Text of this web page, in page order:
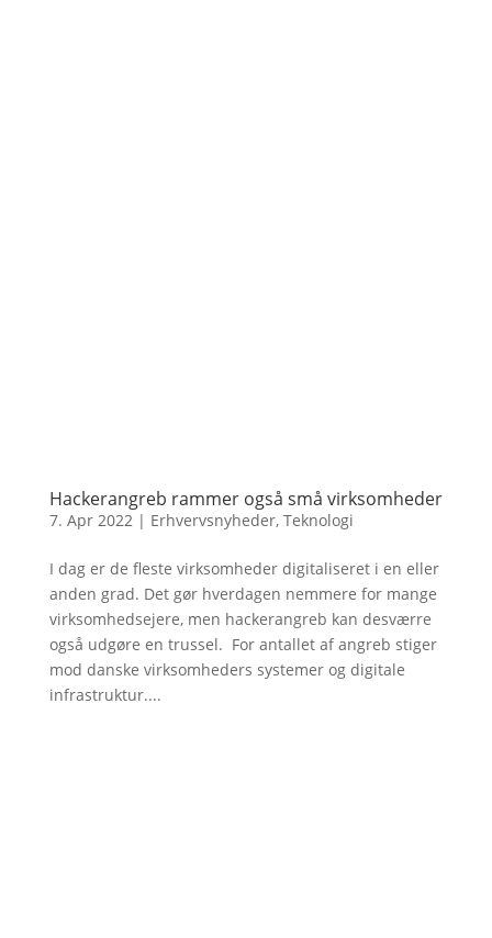
Hackerangreb rammer også små virksomheder
7. Apr 2022| Erhvervsnyheder, Teknologi
I dag er de fleste virksomheder digitaliseret i en eller
anden grad. Det gør hverdagen nemmere for mange
virksomhedsejere, men hackerangreb kan desværre
også udgøre en trussel. For antallet af angreb stiger
mod danske virksomheders systemer og digitale
infrastruktur....